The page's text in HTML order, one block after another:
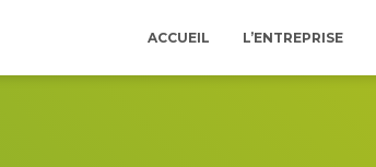
ACCUEIL L’ENTREPRISE